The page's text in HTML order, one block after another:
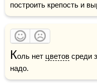
построить крепость и
Коль нет цветов среди
надо.